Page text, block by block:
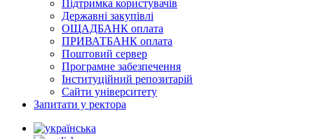
Підтримка користувачів
Державні закупівлі
ОЩАДБАНК оплата
ПРИВАТБАНК оплата
Поштовий сервер
Програмне забезпечення
Інституційний репозитарій
Сайти університету
Запитати у ректора